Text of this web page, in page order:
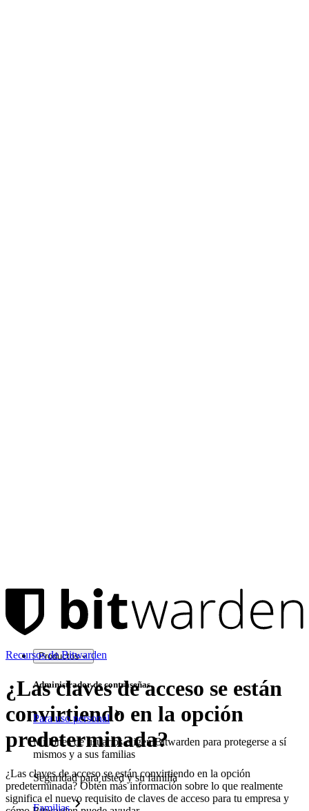
Productos
Administrador de contraseñas
Para uso personal
Millones de usuarios eligen Bitwarden para protegerse a sí
mismos y a sus familias
Seguridad para usted y su familia
Familias
Recursos de Bitwarden
¿Las claves de acceso se están
convirtiendo en la opción
predeterminada?
¿Las claves de acceso se están convirtiendo en la opción
predeterminada? Obtén más información sobre lo que realmente
significa el nuevo requisito de claves de acceso para tu empresa y